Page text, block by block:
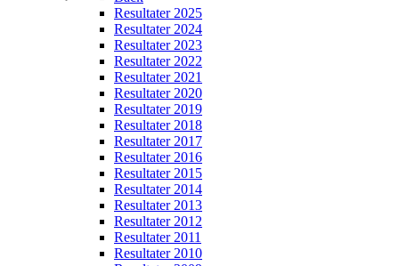
Resultater 2025
Resultater 2024
Resultater 2023
Resultater 2022
Resultater 2021
Resultater 2020
Resultater 2019
Resultater 2018
Resultater 2017
Resultater 2016
Resultater 2015
Resultater 2014
Resultater 2013
Resultater 2012
Resultater 2011
Resultater 2010